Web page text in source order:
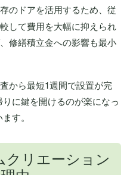
のドアを活用するため、従
して費用を大幅に抑えられ
修繕積立金への影響も最小
から最短1週間で設置が完
に鍵を開けるのが楽になっ
す。
クリエーション